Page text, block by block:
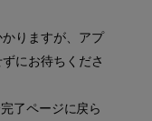
りますが、アプ
にお待ちくださ
了ページに戻ら